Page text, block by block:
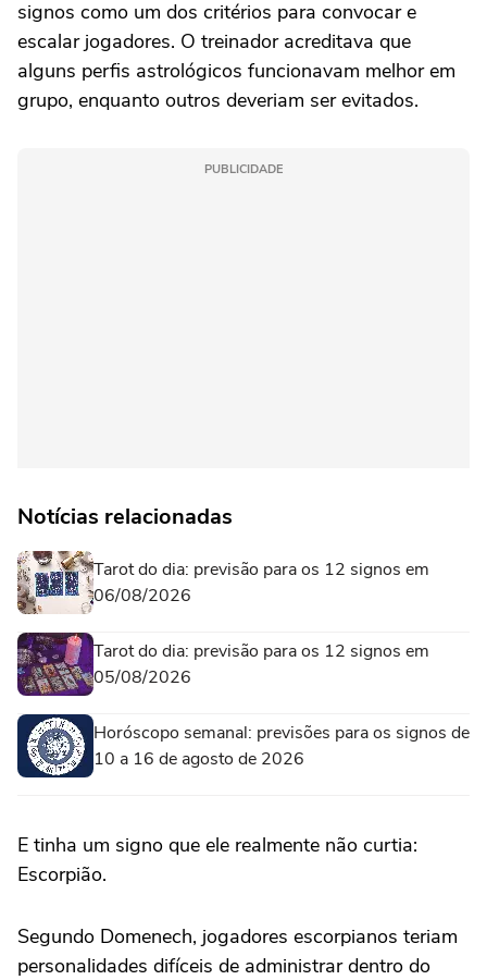
signos como um dos critérios para convocar e
escalar jogadores. O treinador acreditava que
alguns perfis astrológicos funcionavam melhor em
grupo, enquanto outros deveriam ser evitados.
PUBLICIDADE
Notícias relacionadas
Tarot do dia: previsão para os 12 signos em
06/08/2026
Tarot do dia: previsão para os 12 signos em
05/08/2026
Horóscopo semanal: previsões para os signos de
10 a 16 de agosto de 2026
E tinha um signo que ele realmente não curtia:
Escorpião.
Segundo Domenech, jogadores escorpianos teriam
personalidades difíceis de administrar dentro do